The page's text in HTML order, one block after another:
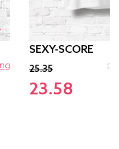
SEXY-SCORE
25.35
23.58